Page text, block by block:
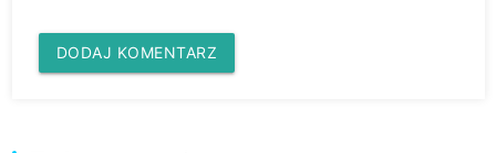
DODAJ KOMENTARZ